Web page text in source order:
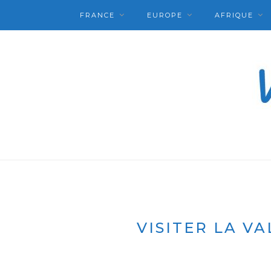
FRANCE EUROPE AFRIQUE
VISITER LA